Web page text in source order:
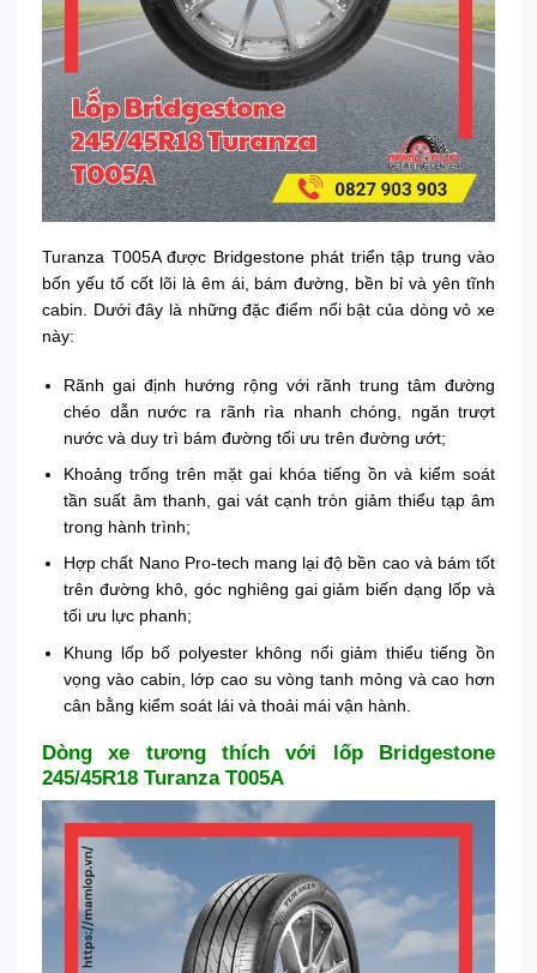
Turanza T005A được Bridgestone phát triển tập trung vào
bốn yếu tố cốt lõi là êm ái, bám đường, bền bỉ và yên tĩnh
cabin. Dưới đây là những đặc điểm nổi bật của dòng vỏ xe
này:
Rãnh gai định hướng rộng với rãnh trung tâm đường
chéo dẫn nước ra rãnh rìa nhanh chóng, ngăn trượt
nước và duy trì bám đường tối ưu trên đường ướt;
Khoảng trống trên mặt gai khóa tiếng ồn và kiểm soát
tần suất âm thanh, gai vát cạnh tròn giảm thiểu tạp âm
trong hành trình;
Hợp chất Nano Pro-tech mang lại độ bền cao và bám tốt
trên đường khô, góc nghiêng gai giảm biến dạng lốp và
tối ưu lực phanh;
Khung lốp bố polyester không nối giảm thiểu tiếng ồn
vọng vào cabin, lớp cao su vòng tanh mỏng và cao hơn
cân bằng kiểm soát lái và thoải mái vận hành.
Dòng xe tương thích với lốp Bridgestone
245/45R18 Turanza T005A